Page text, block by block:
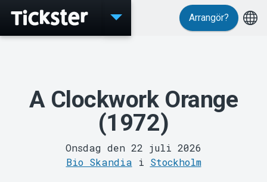
Arrangör?
A Clockwork Orange
(1972)
Onsdag den 22 juli 2026
Bio Skandia i Stockholm